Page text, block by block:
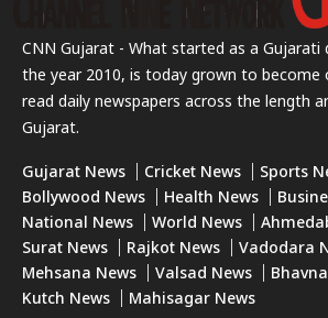
CNN Gujarat - What started as a Gujarati
the year 2010, is today grown to
read daily newspapers across the length
Gujarat.
Gujarat News Cricket News Sports
Bollywood News
Health News
National News
World News
Surat News
Rajkot News
Vadodara
Mehsana News
Valsad News
Kutch News
Mahisagar News